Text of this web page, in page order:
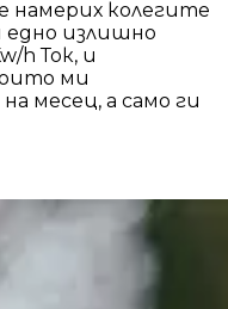
намерих колегите
едно излишно
h Ток, и
ми
месец, а само ги